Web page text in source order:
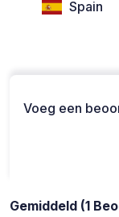
Spain
Voeg een
Gemiddeld (1